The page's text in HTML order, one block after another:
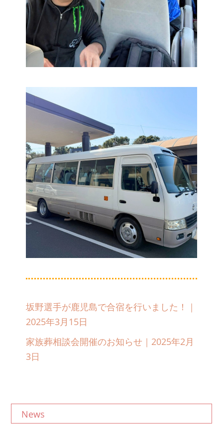
坂野選手が鹿児島で合宿を行いました！｜
2025年3月15日
家族葬相談会開催のお知らせ｜2025年2月
3日
News